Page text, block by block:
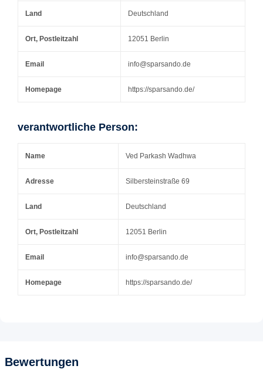
Land Deutschland
Ort, Postleitzahl 12051 Berlin
Email info@sparsando.de
Homepage https://sparsando.de/
verantwortliche Person:
Name Ved Parkash Wadhwa
Adresse Silbersteinstraße 69
Land Deutschland
Ort, Postleitzahl 12051 Berlin
Email info@sparsando.de
Homepage https://sparsando.de/
Bewertungen